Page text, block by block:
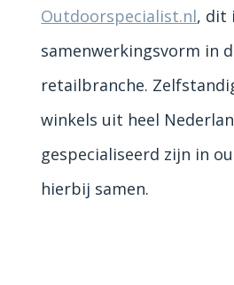
Outdoorspecialist.nl, dit
samenwerkingsvorm in
retailbranche.
winkels uit heel
gespecialiseerd zijn in
hierbij samen.